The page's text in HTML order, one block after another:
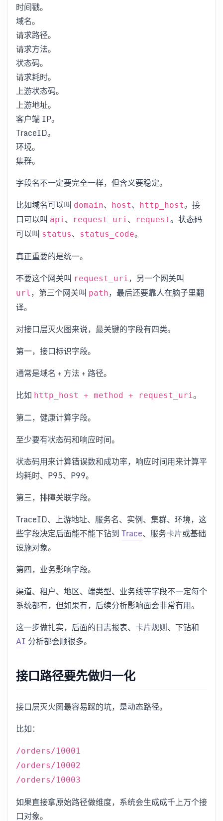
时间戳。
域名。
请求路径。
请求方法。
状态码。
请求耗时。
上游状态码。
上游地址。
客户端 IP。
TraceID。
环境。
集群。
字段名不一定要完全一样，但含义要稳定。
比如域名可以叫 domain、 host、 http_host。接
口可以叫 api、 request_uri、 request。状态码
可以叫 status、 status_code。
真正重要的是统一。
不要这个网关叫 request_uri，另一个网关叫
url ，第三个网关叫 path，最后还要靠人在脑子里翻
译。
对接口层灭火图来说，最关键的字段有四类。
第一，接口标识字段。
通常是域名 + 方法 + 路径。
比如 http_host + method + request_uri。
第二，健康计算字段。
至少要有状态码和响应时间。
状态码用来计算错误数和成功率，响应时间用来计算平
均耗时、P95、P99。
第三，排障关联字段。
TraceID、上游地址、服务名、实例、集群、环境，这
些字段决定后面能不能下钻到Trace、服务卡片或基础
设施对象。
第四，业务影响字段。
渠道、租户、地区、端类型、业务线等字段不一定每个
系统都有，但如果有，后续分析影响面会非常有用。
这一步做扎实，后面的日志报表、卡片规则、下钻和
AI 分析都会顺很多。
接口路径要先做归一化
接口层灭火图最容易踩的坑，是动态路径。
比如：
/orders/10001
/orders/10002
/orders/10003
如果直接拿原始路径做维度，系统会生成成千上万个接
口对象。